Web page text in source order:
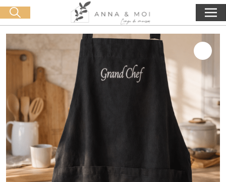
Livraison offerte dès 60€ d'achat 0,00€
Lancer la recherche